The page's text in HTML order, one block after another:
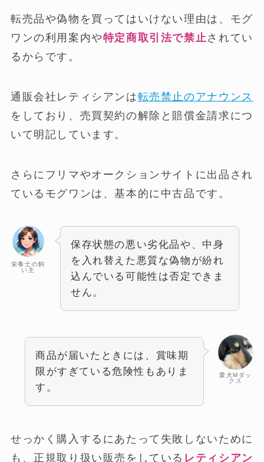
転売品や偽物を買ってはいけない理由は、モグ
ワンの利用案内や特定商取引法で禁止 されてい
るからです。
通販会社レティシアンは転売禁止のアナウンス
をしており、売買契約の解除と賠償金請求につ
いて明記しています。
さらにフリマやオークションサイトに出品され
ているモグワンは、基本的に中古品です。
栄養士の飼
い主
保存状態の悪い劣化品や、中身
を入れ替えた悪質な偽物が紛れ
込んでいる可能性は否定できま
せん。
愛犬Mダッ
クス
商品が届いたときには、賞味期
限がすぎている危険性もありま
す。
せっかく購入するにあたって失敗しないために
も、正規取り扱い販売をしている レティシアン